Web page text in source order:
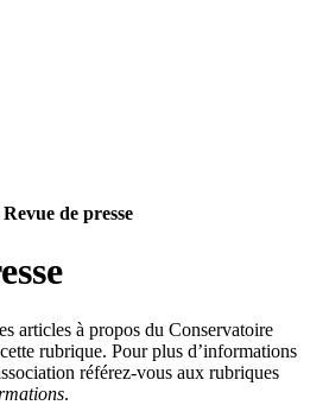
Revue de presse
articles à propos du Conservatoire
rubrique. Pour plus d’informations
référez-vous aux rubriques
.